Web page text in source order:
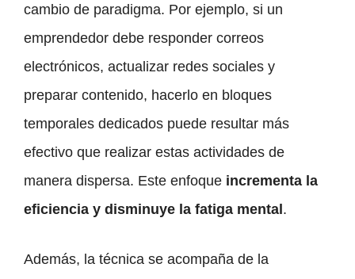
cambio de paradigma. Por ejemplo, si un
emprendedor debe responder correos
electrónicos, actualizar redes sociales y
preparar contenido, hacerlo en bloques
temporales dedicados puede resultar más
efectivo que realizar estas actividades de
manera dispersa. Este enfoque incrementa la
eficiencia y disminuye la fatiga mental .
Además, la técnica se acompaña de la